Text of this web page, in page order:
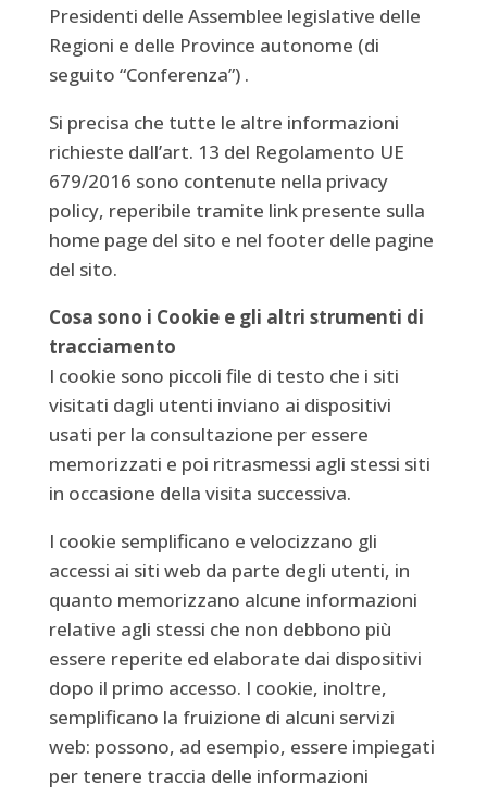
Presidenti delle Assemblee legislative delle
Regioni e delle Province autonome (di
seguito “Conferenza”) .
Si precisa che tutte le altre informazioni
richieste dall’art. 13 del Regolamento UE
679/2016 sono contenute nella privacy
policy, reperibile tramite link presente sulla
home page del sito e nel footer delle pagine
del sito.
Cosa sono i Cookie e gli altri strumenti di
tracciamento
I cookie sono piccoli file di testo che i siti
visitati dagli utenti inviano ai dispositivi
usati per la consultazione per essere
memorizzati e poi ritrasmessi agli stessi siti
in occasione della visita successiva.
I cookie semplificano e velocizzano gli
accessi ai siti web da parte degli utenti, in
quanto memorizzano alcune informazioni
relative agli stessi che non debbono più
essere reperite ed elaborate dai dispositivi
dopo il primo accesso. I cookie, inoltre,
semplificano la fruizione di alcuni servizi
web: possono, ad esempio, essere impiegati
per tenere traccia delle informazioni